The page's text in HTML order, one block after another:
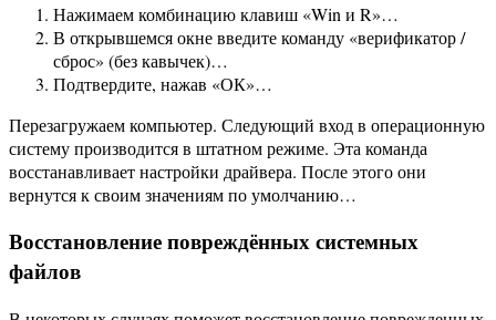
Нажимаем комбинацию клавиш «Win и R»…
В открывшемся окне введите команду «верификатор /
сброс» (без кавычек)…
Подтвердите, нажав «ОК»…
Перезагружаем компьютер. Следующий вход в операционную
систему производится в штатном режиме. Эта команда
восстанавливает настройки драйвера. После этого они
вернутся к своим значениям по умолчанию…
Восстановление повреждённых системных
файлов